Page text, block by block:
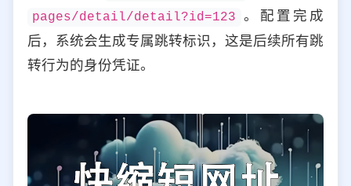
pages/detail/detail?id=123
。配置完成
后，系统会生成专属跳转标识，这是后续所有跳
转行为的身份凭证。